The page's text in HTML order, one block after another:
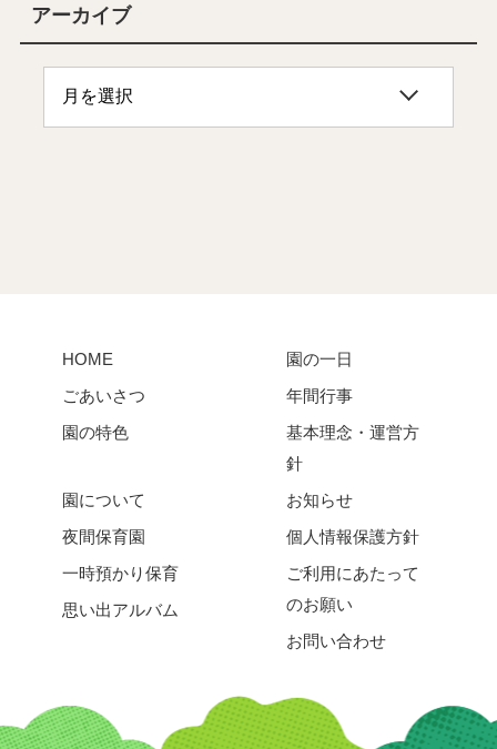
アーカイブ
HOME
ごあいさつ
園の特色
園の一日
年間行事
基本理念・運営方
針
園について
夜間保育園
一時預かり保育
思い出アルバム
お知らせ
個人情報保護方針
ご利用にあたって
のお願い
お問い合わせ